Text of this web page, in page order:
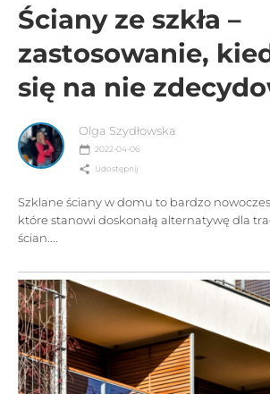
Ściany ze szkła –
zastosowanie,
się na nie
Olga Szydłowska
2022-04-06
Udostępnij
Szklane ściany w domu to bardzo
które stanowi doskonałą alternatywę dla
ścian....